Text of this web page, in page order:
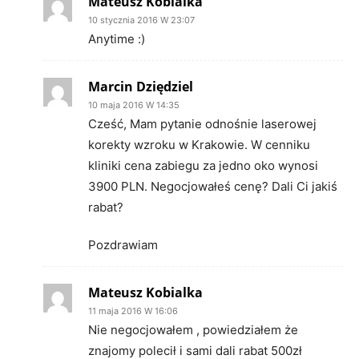
10 stycznia 2016 W 23:07
Anytime :)
Marcin Dziędziel
10 maja 2016 W 14:35
Cześć, Mam pytanie odnośnie laserowej
korekty wzroku w Krakowie. W cenniku
kliniki cena zabiegu za jedno oko wynosi
3900 PLN. Negocjowałeś cenę? Dali Ci jakiś
rabat?
Pozdrawiam
Mateusz Kobialka
11 maja 2016 W 16:06
Nie negocjowałem , powiedziałem że
znajomy polecił i sami dali rabat 500zł